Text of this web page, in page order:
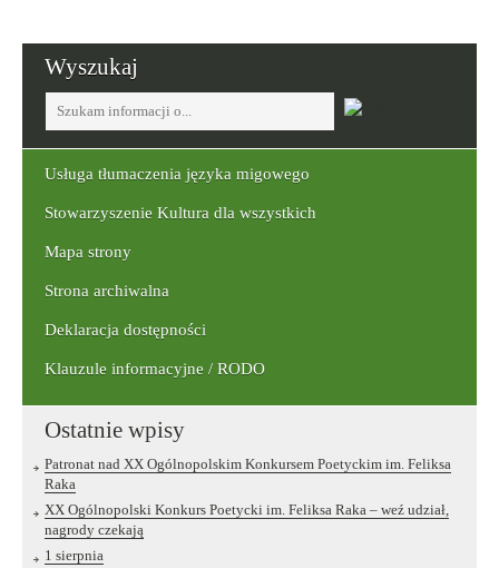
Wyszukaj
wpisz
Usługa tłumaczenia języka migowego
Stowarzyszenie Kultura dla wszystkich
Mapa strony
Strona archiwalna
Deklaracja dostępności
Klauzule informacyjne / RODO
Ostatnie wpisy
Patronat nad XX Ogólnopolskim Konkursem Poetyckim im. Feliksa
Raka
XX Ogólnopolski Konkurs Poetycki im. Feliksa Raka – weź udział,
nagrody czekają
1 sierpnia